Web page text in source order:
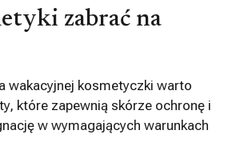
zabrać na
wakacyjnej kosmetyczki warto
które zapewnią skórze ochronę i
w wymagających warunkach